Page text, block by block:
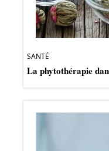
SANTÉ
La phytothérapie